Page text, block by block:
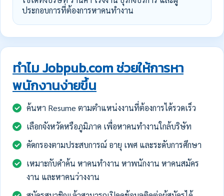
ประกอบการที่ต้องการหาคนทำงาน
ทำไม Jobpub.com ช่วยให้การหา
พนักงานง่ายขึ้น
ค้นหา Resume ตามตำแหน่งงานที่ต้องการได้รวดเร็ว
เลือกจังหวัดหรือภูมิภาค เพื่อหาคนทำงานใกล้บริษัท
คัดกรองตามประสบการณ์ อายุ เพศ และระดับการศึกษา
เหมาะกับคำค้น หาคนทำงาน หาพนักงาน หาคนสมัคร
งาน และหาคนว่างงาน